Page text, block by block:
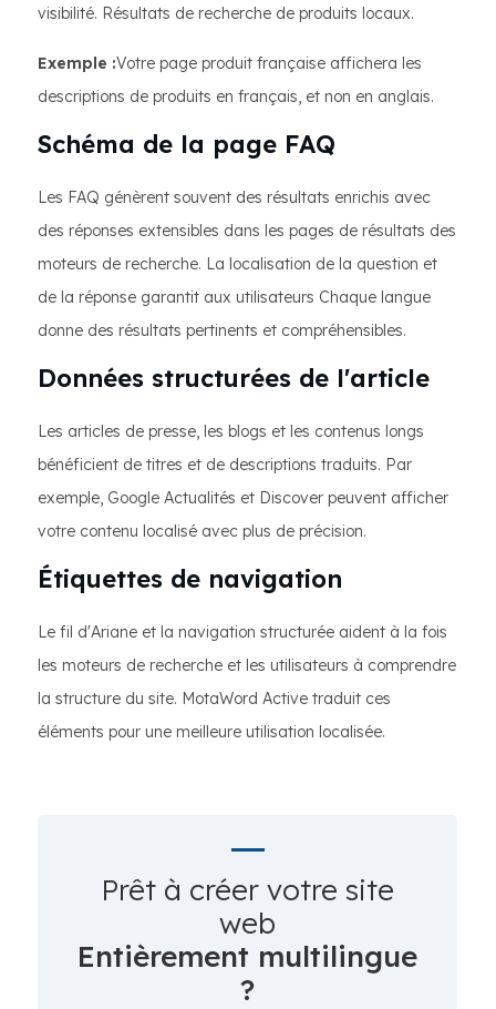
visibilité. Résultats de recherche de produits locaux.
Exemple :Votre page produit française affichera les
descriptions de produits en français, et non en anglais.
Schéma de la page FAQ
Les FAQ génèrent souvent des résultats enrichis avec
des réponses extensibles dans les pages de résultats des
moteurs de recherche. La localisation de la question et
de la réponse garantit aux utilisateurs Chaque langue
donne des résultats pertinents et compréhensibles.
Données structurées de l'article
Les articles de presse, les blogs et les contenus longs
bénéficient de titres et de descriptions traduits. Par
exemple, Google Actualités et Discover peuvent afficher
votre contenu localisé avec plus de précision.
Étiquettes de navigation
Le fil d'Ariane et la navigation structurée aident à la fois
les moteurs de recherche et les utilisateurs à comprendre
la structure du site. MotaWord Active traduit ces
éléments pour une meilleure utilisation localisée.
Prêt à créer votre site
web
Entièrement multilingue
?